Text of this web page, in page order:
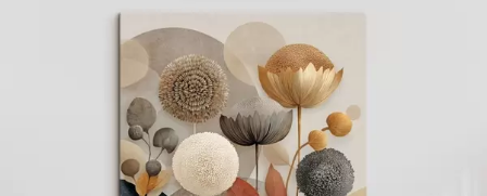
Környezetbarát anyag